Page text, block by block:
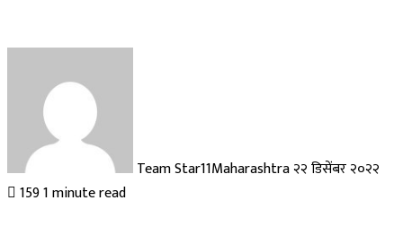
Team Star11Maharashtra२२ डिसेंबर २०२२
1591 minute read